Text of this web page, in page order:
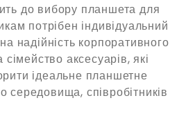
до вибору планшета для
потрібен індивідуальний
надійність корпоративного
аксесуарів, які
ідеальне планшетне
співробітників